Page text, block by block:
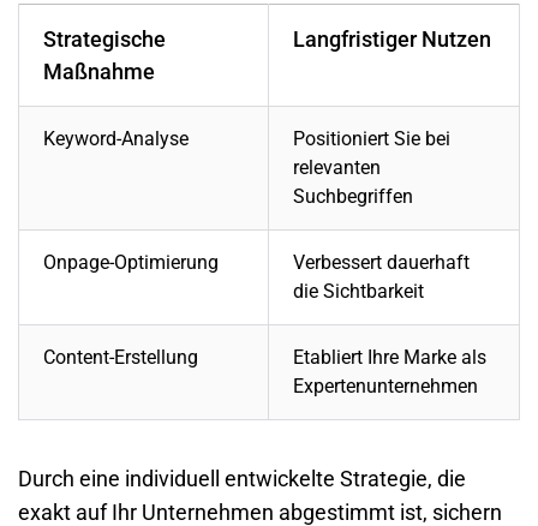
Strategische
Maßnahme
Langfristiger Nutzen
Keyword-Analyse
Positioniert Sie bei
relevanten
Suchbegriffen
Onpage-Optimierung
Verbessert dauerhaft
die Sichtbarkeit
Content-Erstellung
Etabliert Ihre Marke als
Expertenunternehmen
Durch eine individuell entwickelte Strategie, die
exakt auf Ihr Unternehmen abgestimmt ist, sichern